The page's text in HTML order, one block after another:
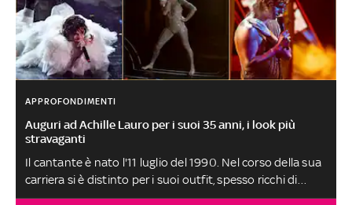
APPROFONDIMENTI
Auguri ad Achille Lauro per i suoi 35 anni, i look più
stravaganti
Il cantante è nato l'11 luglio del 1990. Nel corso della sua
carriera si è distinto per i suoi outfit, spesso ricchi di
significati. Dai quadri di Sanremo agli abiti di